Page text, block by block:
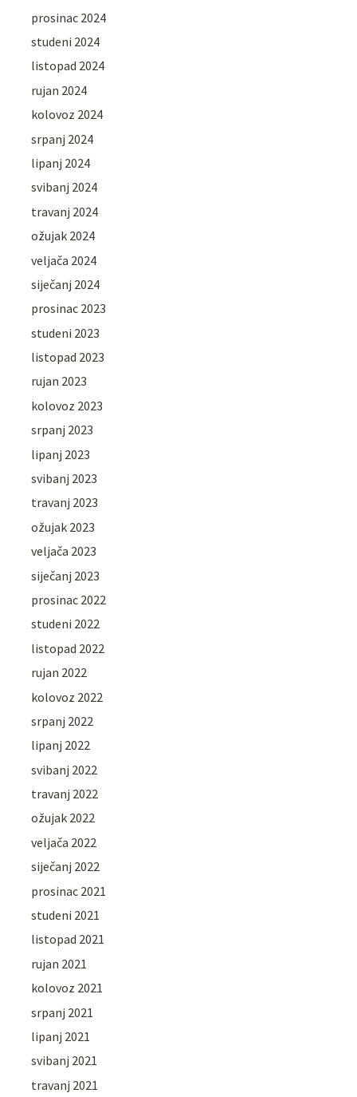
prosinac 2024
studeni 2024
listopad 2024
rujan 2024
kolovoz 2024
srpanj 2024
lipanj 2024
svibanj 2024
travanj 2024
ožujak 2024
veljača 2024
siječanj 2024
prosinac 2023
studeni 2023
listopad 2023
rujan 2023
kolovoz 2023
srpanj 2023
lipanj 2023
svibanj 2023
travanj 2023
ožujak 2023
veljača 2023
siječanj 2023
prosinac 2022
studeni 2022
listopad 2022
rujan 2022
kolovoz 2022
srpanj 2022
lipanj 2022
svibanj 2022
travanj 2022
ožujak 2022
veljača 2022
siječanj 2022
prosinac 2021
studeni 2021
listopad 2021
rujan 2021
kolovoz 2021
srpanj 2021
lipanj 2021
svibanj 2021
travanj 2021